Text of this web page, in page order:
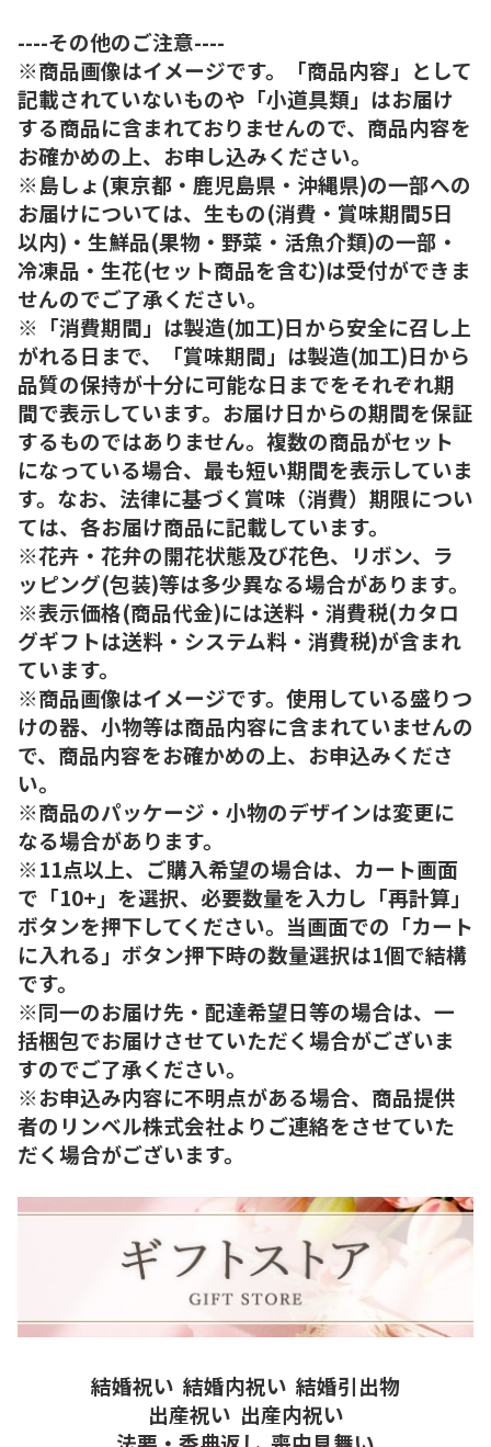
----その他のご注意----
※商品画像はイメージです。「商品内容」として
記載されていないものや「小道具類」はお届け
する商品に含まれておりませんので、商品内容を
お確かめの上、お申し込みください。
※島しょ(東京都・鹿児島県・沖縄県)の一部への
お届けについては、生もの(消費・賞味期間5日
以内)・生鮮品(果物・野菜・活魚介類)の一部・
冷凍品・生花(セット商品を含む)は受付ができま
せんのでご了承ください。
※「消費期間」は製造(加工)日から安全に召し上
がれる日まで、「賞味期間」は製造(加工)日から
品質の保持が十分に可能な日までをそれぞれ期
間で表示しています。お届け日からの期間を保証
するものではありません。複数の商品がセット
になっている場合、最も短い期間を表示していま
す。なお、法律に基づく賞味（消費）期限につい
ては、各お届け商品に記載しています。
※花卉・花弁の開花状態及び花色、リボン、ラ
ッピング(包装)等は多少異なる場合があります。
※表示価格(商品代金)には送料・消費税(カタロ
グギフトは送料・システム料・消費税)が含まれ
ています。
※商品画像はイメージです。使用している盛りつ
けの器、小物等は商品内容に含まれていませんの
で、商品内容をお確かめの上、お申込みくださ
い。
※商品のパッケージ・小物のデザインは変更に
なる場合があります。
※11点以上、ご購入希望の場合は、カート画面
で「10+」を選択、必要数量を入力し「再計算」
ボタンを押下してください。当画面での「カート
に入れる」ボタン押下時の数量選択は1個で結構
です。
※同一のお届け先・配達希望日等の場合は、一
括梱包でお届けさせていただく場合がございま
すのでご了承ください。
※お申込み内容に不明点がある場合、商品提供
者のリンベル株式会社よりご連絡をさせていた
だく場合がございます。
結婚祝い 結婚内祝い 結婚引出物
出産祝い 出産内祝い